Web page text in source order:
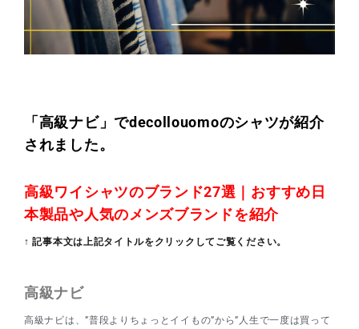
「高級ナビ」でdecollouomoのシャツが紹介
されました。
高級ワイシャツのブランド27選｜おすすめ日
本製品や人気のメンズブランドを紹介
↑ 記事本文は上記タイトルをクリックしてご覧ください。
高級ナビ
高級ナビは、”普段よりちょっとイイもの”から”人生で一度は買って